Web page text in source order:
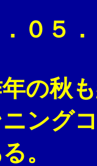
５．
も
ング
。